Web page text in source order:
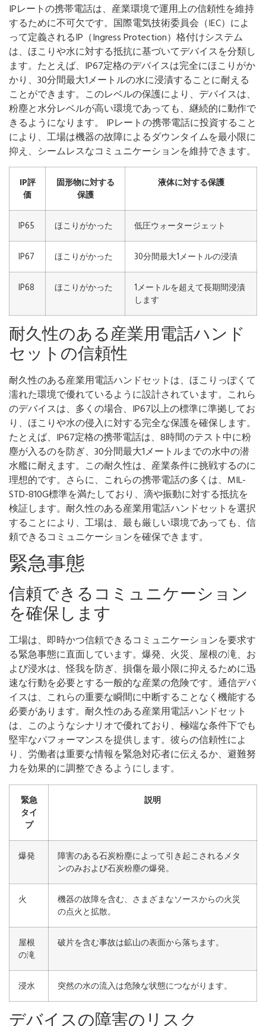
IPレートの携帯電話は、産業環境で運用上の信頼性を維持
するために不可欠です。国際電気技術委員会（IEC）によ
って定義されるIP（Ingress Protection）格付けシステム
は、ほこりや水に対する抵抗に基づいてデバイスを分類し
ます。たとえば、IP67定格のデバイスは完全にほこりがか
かり、30分間最大1メートルの水に浸漬することに耐える
ことができます。このレベルの保護により、デバイスは、
粉塵と水分レベルが高い環境であっても、継続的に動作で
きるようになります。 IPレートの携帯電話に投資すること
により、工場は機器の故障によるダウンタイムを最小限に
抑え、シームレスなコミュニケーションを維持できます。
IP評
価
固形物に対する
保護
液体に対する保護
IP65 ほこりがかった 低圧ウォータージェット
IP67 ほこりがかった 30分間最大1メートルの浸漬
IP68 ほこりがかった
1メートルを超えて長期間浸漬
します
耐久性のある産業用電話ハンド
セットの信頼性
耐久性のある産業用電話ハンドセットは、ほこりっぽくて
濡れた環境で優れているように設計されています。これら
のデバイスは、多くの場合、IP67以上の標準に準拠してお
り、ほこりや水の侵入に対する完全な保護を確保します。
たとえば、IP67定格の携帯電話は、8時間のテスト中に粉
塵が入るのを防ぎ、30分間最大1メートルまでの水中の潜
水艦に耐えます。この耐久性は、産業条件に挑戦するのに
理想的です。さらに、これらの携帯電話の多くは、MIL-
STD-810G標準を満たしており、滴や振動に対する抵抗を
検証します。耐久性のある産業用電話ハンドセットを選択
することにより、工場は、最も厳しい環境であっても、信
頼できるコミュニケーションを確保できます。
緊急事態
信頼できるコミュニケーション
を確保します
工場は、即時かつ信頼できるコミュニケーションを要求す
る緊急事態に直面しています。爆発、火災、屋根の滝、お
よび浸水は、怪我を防ぎ、損傷を最小限に抑えるために迅
速な行動を必要とする一般的な産業の危険です。通信デバ
イスは、これらの重要な瞬間に中断することなく機能する
必要があります。耐久性のある産業用電話ハンドセット
は、このようなシナリオで優れており、極端な条件下でも
堅牢なパフォーマンスを提供します。彼らの信頼性によ
り、労働者は重要な情報を緊急対応者に伝えるか、避難努
力を効果的に調整できるようにします。
緊急
タイ
プ
説明
爆発
障害のある石炭粉塵によって引き起こされるメタ
ンのみおよび石炭粉塵の爆発。
火
機器の故障を含む、さまざまなソースからの火災
の点火と拡散。
屋根
の滝
破片を含む事故は鉱山の表面から落ちます。
浸水 突然の水の流入は危険な状態につながります。
デバイスの障害のリスク